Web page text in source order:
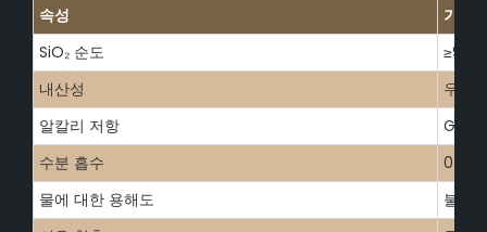
속성
가치
SiO₂ 순도
내산성
우수
알칼리 저항
Good
수분 흡수
0
물에 대한 용해도
불용